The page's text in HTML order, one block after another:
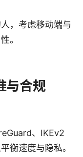
，考虑移动端与
。
与合规
、IKEv2
衡速度与隐私。